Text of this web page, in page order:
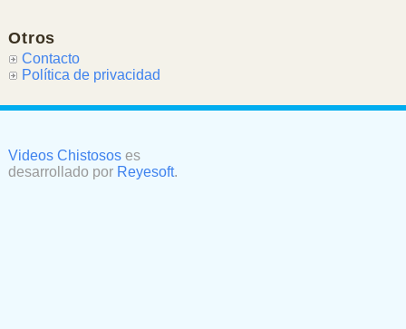
Otros
Contacto
Política de privacidad
Videos Chistososes
desarrollado por Reyesoft.